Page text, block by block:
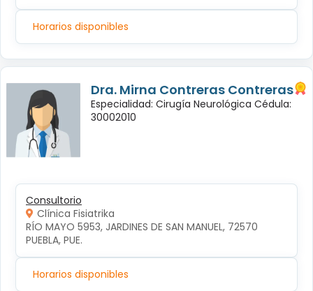
Horarios disponibles
Dra. Mirna Contreras Contreras
Especialidad: Cirugía Neurológica Cédula:
30002010
Consultorio
Clínica Fisiatrika
RÍO MAYO 5953, JARDINES DE SAN MANUEL, 72570
PUEBLA, PUE.
Horarios disponibles